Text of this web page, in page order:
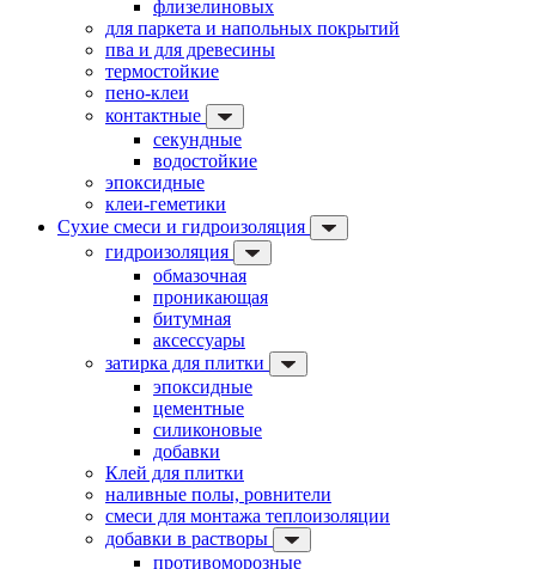
флизелиновых
для паркета и напольных покрытий
пва и для древесины
термостойкие
пено-клеи
контактные
секундные
водостойкие
эпоксидные
клеи-геметики
Сухие смеси и гидроизоляция
гидроизоляция
обмазочная
проникающая
битумная
аксессуары
затирка для плитки
эпоксидные
цементные
силиконовые
добавки
Клей для плитки
наливные полы, ровнители
смеси для монтажа теплоизоляции
добавки в растворы
противоморозные